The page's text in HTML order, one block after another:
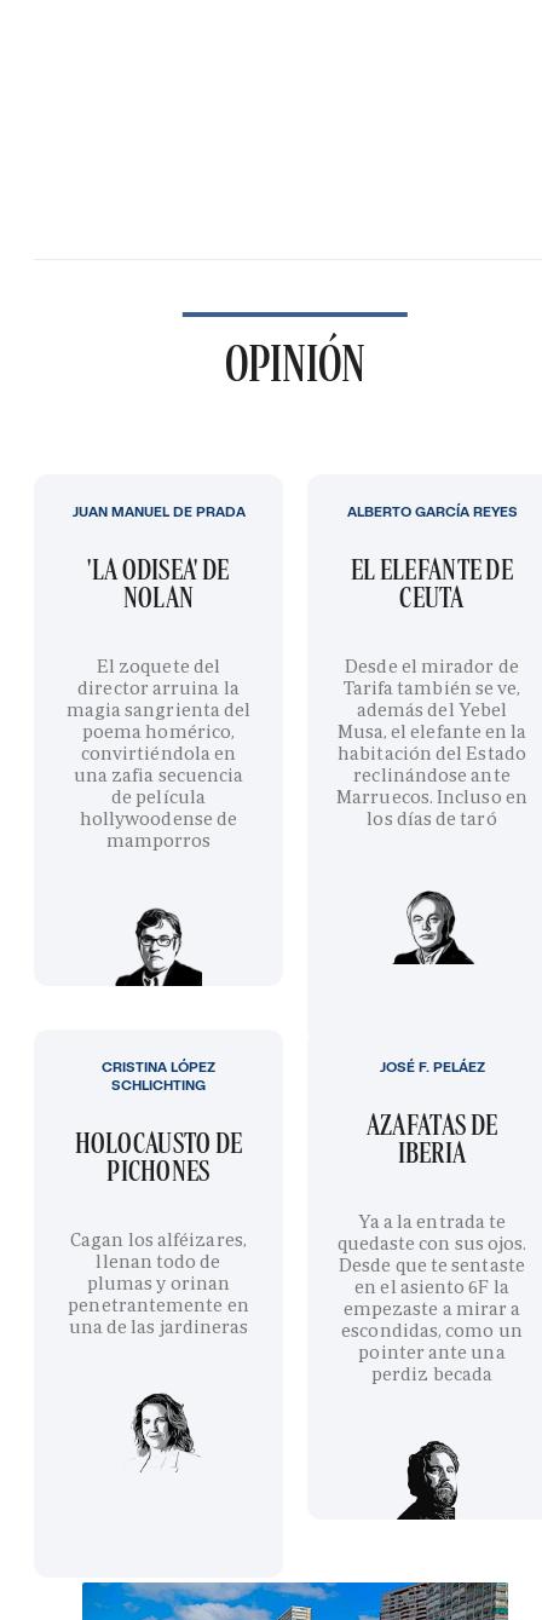
OPINIÓN
'LA ODISEA' DE
NOLAN
El zoquete del
director arruina la
magia sangrienta del
poema homérico,
convirtiéndola en
una zafia secuencia
de película
hollywoodense de
mamporros
JUAN MANUEL DE PRADA
EL ELEFANTE DE
CEUTA
Desde el mirador de
Tarifa también se ve,
además del Yebel
Musa, el elefante en la
habitación del Estado
reclinándose ante
Marruecos. Incluso en
los días de taró
ALBERTO GARCÍA REYES
HOLOCAUSTO DE
PICHONES
Cagan los alféizares,
llenan todo de
plumas y orinan
penetrantemente en
una de las jardineras
CRISTINA LÓPEZ
SCHLICHTING
AZAFATAS DE
IBERIA
Ya a la entrada te
quedaste con sus ojos.
Desde que te sentaste
en el asiento 6F la
empezaste a mirar a
escondidas, como un
pointer ante una
perdiz becada
JOSÉ F. PELÁEZ